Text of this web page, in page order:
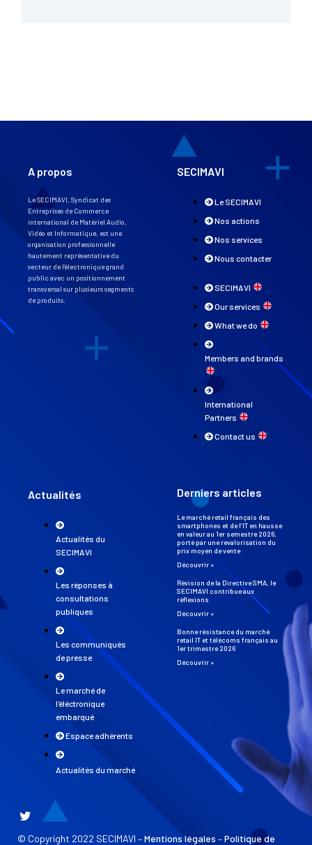
A propos
Le SECIMAVI, Syndicat des
Entreprises de Commerce
international de Matériel Audio,
Vidéo et Informatique, est une
organisation professionnelle
hautement représentative du
secteur de l’électronique grand
public avec un positionnement
transversal sur plusieurs segments
de produits.
SECIMAVI
Le SECIMAVI
Nos actions
Nos services
Nous contacter
SECIMAVI
Our services
What we do
Members and brands
International
Partners
Contact us
Actualités
Actualités du
SECIMAVI
Les réponses à
consultations
publiques
Les communiqués
de presse
Le marché de
l'éléctronique
embarqué
Espace adhérents
Actualités du marché
Derniers articles
Le marché retail français des
smartphones et de l’IT en hausse
en valeur au 1er semestre 2026,
porté par une revalorisation du
prix moyen de vente
Découvrir »
Révision de la Directive SMA, le
SECIMAVI contribue aux
réflexions
Découvrir »
Bonne résistance du marché
retail IT et télécoms français au
1er trimestre 2026
Découvrir »
© Copyright 2022 SECIMAVI –Mentions légales –Politique de